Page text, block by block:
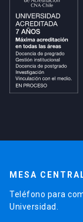
MESA
Teléfono para
Universidad.